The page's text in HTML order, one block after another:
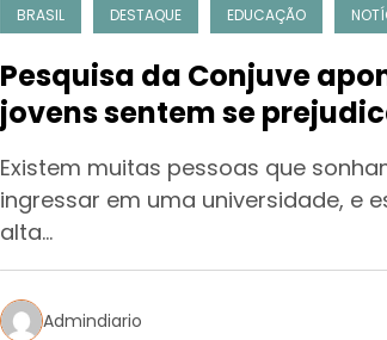
BRASIL DESTAQUE EDUCAÇÃO
Pesquisa da Conjuve
jovens sentem se
seus estudos devido a
Existem muitas pessoas que
ingressar em uma universidade, e
alta…
Admindiario